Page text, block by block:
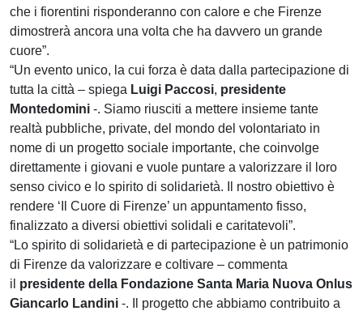
che i fiorentini risponderanno con calore e che Firenze
dimostrerà ancora una volta che ha davvero un grande
cuore”.
“Un evento unico, la cui forza è data dalla partecipazione di
tutta la città – spiega Luigi Paccosi, presidente
Montedomini -. Siamo riusciti a mettere insieme tante
realtà pubbliche, private, del mondo del volontariato in
nome di un progetto sociale importante, che coinvolge
direttamente i giovani e vuole puntare a valorizzare il loro
senso civico e lo spirito di solidarietà. Il nostro obiettivo è
rendere ‘Il Cuore di Firenze’ un appuntamento fisso,
finalizzato a diversi obiettivi solidali e caritatevoli”.
“Lo spirito di solidarietà e di partecipazione è un patrimonio
di Firenze da valorizzare e coltivare – commenta
il presidente della Fondazione Santa Maria Nuova Onlus
Giancarlo Landini -. Il progetto che abbiamo contribuito a